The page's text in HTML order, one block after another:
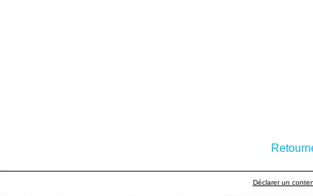
Déclarer un